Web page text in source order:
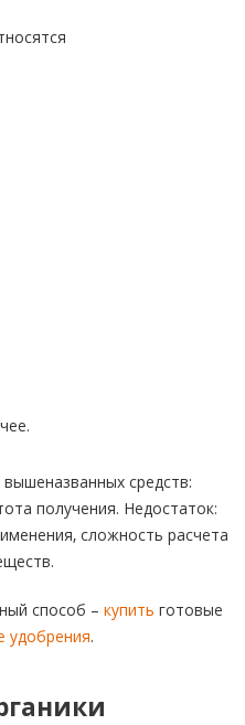
средств:
получения. Недостаток:
сложность расчета
способ – купить готовые
удобрения.